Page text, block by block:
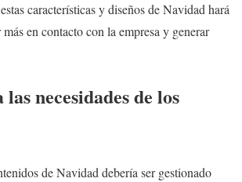
características y diseños de Navidad hará
en contacto con la empresa y generar
necesidades de los
de Navidad debería ser gestionado